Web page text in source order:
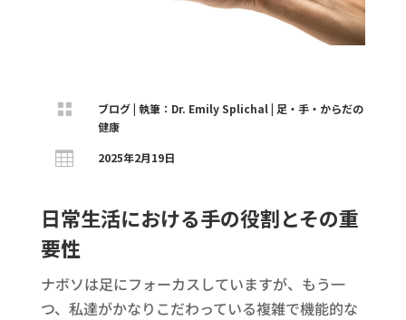
 ブログ| 執筆：Dr. Emily Splichal| 足・手・からだの
健康
 2025年2月19日
日常生活における手の役割とその重
要性
ナボソは足にフォーカスしていますが、もう一
つ、私達がかなりこだわっている複雑で機能的な